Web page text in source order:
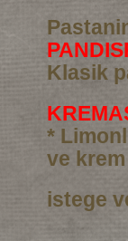
Klasik
*
ve
istege